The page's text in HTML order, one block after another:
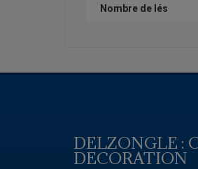
Nombre de lés
DELZONGLE :
DECORATION